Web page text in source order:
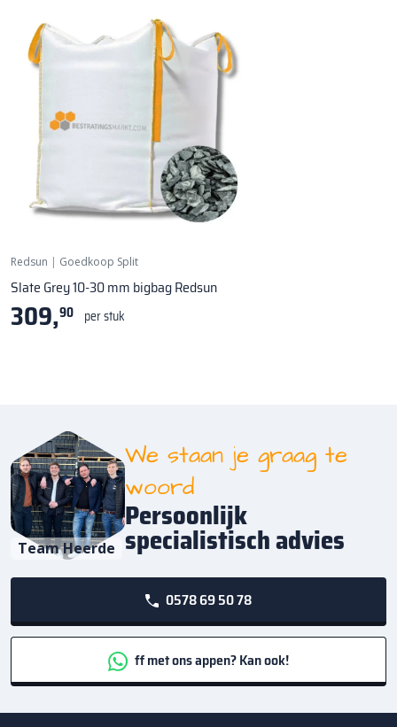
Redsun | Goedkoop Split
Slate Grey 10-30 mm bigbag Redsun
309,90 per stuk
Team Heerde
We staan je graag te
woord
Persoonlijk
specialistisch advies
0578 69 50 78
ff met ons appen? Kan ook!